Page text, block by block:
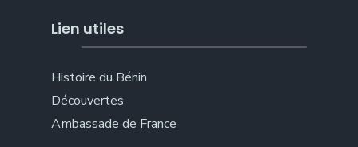
Lien utiles
Histoire du Bénin
Découvertes
Ambassade de France